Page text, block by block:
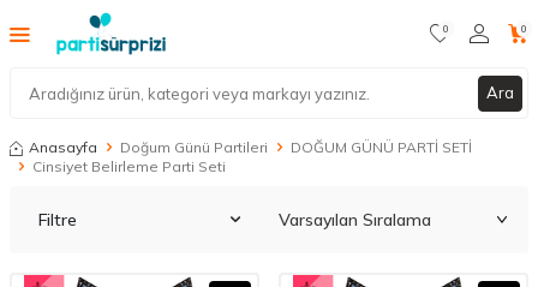
Ara
0 0
Anasayfa Doğum Günü Partileri
DOĞUM GÜNÜ PARTİ SETİ
Cinsiyet Belirleme Parti Seti
Filtre